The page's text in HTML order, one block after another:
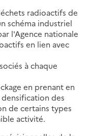
radioactifs de
schéma industriel
l'Agence nationale
en lien avec
à chaque
en prenant en
des
de certains types
activité.